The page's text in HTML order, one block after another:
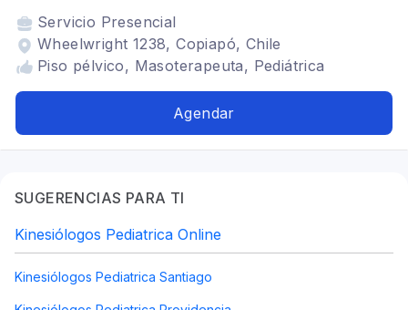
Servicio Presencial
Wheelwright 1238, Copiapó, Chile
Piso pélvico, Masoterapeuta, Pediátrica
Agendar
SUGERENCIAS PARA TI
Kinesiólogos Pediatrica Online
Kinesiólogos Pediatrica Santiago